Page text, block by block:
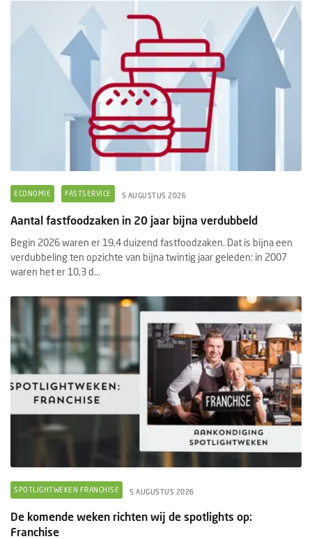
ECONOMIE FASTSERVICE 5 AUGUSTUS 2026
Aantal fastfoodzaken in 20 jaar bijna verdubbeld
Begin 2026 waren er 19,4 duizend fastfoodzaken. Dat is bijna een
verdubbeling ten opzichte van bijna twintig jaar geleden: in 2007
waren het er 10,3 d...
SPOTLIGHTWEKEN FRANCHISE 5 AUGUSTUS 2026
De komende weken richten wij de spotlights op:
Franchise